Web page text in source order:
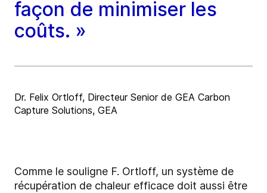
façon de minimiser les
coûts. »
Dr. Felix Ortloff, Directeur Senior de GEA Carbon
Capture Solutions, GEA
Comme le souligne F. Ortloff, un système de
récupération de chaleur efficace doit aussi être